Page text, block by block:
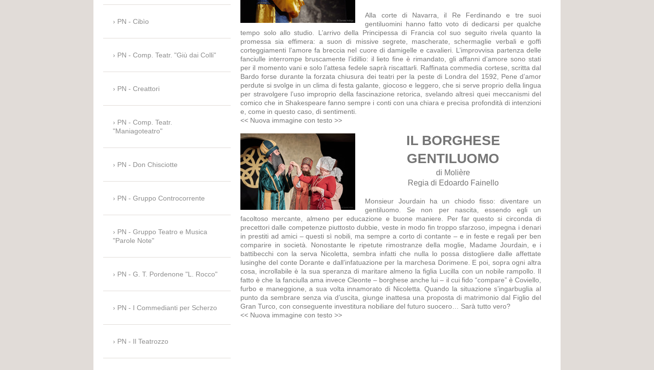
Alla corte di Navarra, il Re Ferdinando e tre suoi
gentiluomini hanno fatto voto di dedicarsi per qualche
tempo solo allo studio. L’arrivo della Principessa di Francia col suo seguito rivela quanto la
promessa sia effimera: a suon di missive segrete, mascherate, schermaglie verbali e goffi
corteggiamenti l’amore fa breccia nel cuore di damigelle e cavalieri. L’improvvisa partenza delle
fanciulle interrompe bruscamente l’idillio: il lieto fine è rimandato, gli affanni d’amore sono stati
per il momento vani e solo l’attesa fedele saprà riscattarli. Raffinata commedia cortese, scritta dal
Bardo forse durante la forzata chiusura dei teatri per la peste di Londra del 1592, Pene d’amor
perdute si svolge in un clima di festa galante, giocoso e leggero, che si serve proprio della lingua
per stravolgere l’uso improprio della fascinazione retorica, svelando altresì quei meccanismi del
comico che in Shakespeare fanno sempre i conti con una chiara e precisa profondità di intenzioni
e, come in questo caso, di sentimenti.
<< Nuova immagine con testo >>
IL BORGHESE
GENTILUOMO
di Molière
Regia di Edoardo Fainello
Monsieur Jourdain ha un chiodo fisso: diventare un
gentiluomo. Se non per nascita, essendo egli un
facoltoso mercante, almeno per educazione e buone maniere. Per far questo si circonda di
precettori dalle competenze piuttosto dubbie, veste in modo fin troppo sfarzoso, impegna i denari
in prestiti ad amici – questi sì nobili, ma sempre a corto di contante – e in feste e regali per ben
comparire in società. Nonostante le ripetute rimostranze della moglie, Madame Jourdain, e i
battibecchi con la serva Nicoletta, sembra infatti che nulla lo possa distogliere dalle affettate
lusinghe del conte Dorante e dall’infatuazione per la marchesa Dorimene. E poi, sopra ogni altra
cosa, incrollabile è la sua speranza di maritare almeno la figlia Lucilla con un nobile rampollo. Il
fatto è che la fanciulla ama invece Cleonte – borghese anche lui – il cui fido “compare” è Coviello,
furbo e maneggione, a sua volta innamorato di Nicoletta. Quando la situazione s’ingarbuglia al
punto da sembrare senza via d’uscita, giunge inattesa una proposta di matrimonio dal Figlio del
Gran Turco, con conseguente investitura nobiliare del futuro suocero… Sarà tutto vero?
<< Nuova immagine con testo >>
PN - Cibìo
PN - Comp. Teatr. "Giù dai Colli"
PN - Creattori
PN - Comp. Teatr.
"Maniagoteatro"
PN - Don Chisciotte
PN - Gruppo Controcorrente
PN - Gruppo Teatro e Musica
"Parole Note"
PN - G. T. Pordenone "L. Rocco"
PN - I Commedianti per Scherzo
PN - Il Teatrozzo